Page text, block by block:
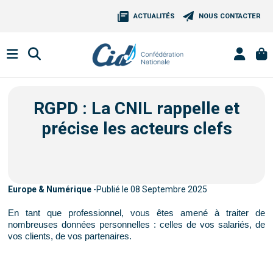
ACTUALITÉS NOUS CONTACTER
RGPD : La CNIL rappelle et
précise les acteurs clefs
Europe & Numérique -Publié le 08 Septembre 2025
En tant que professionnel, vous êtes amené à traiter de
nombreuses données personnelles : celles de vos salariés, de
vos clients, de vos partenaires.